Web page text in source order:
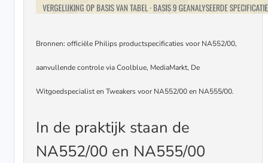
Bronnen: officiële Philips productspecificaties voor NA552/00,
aanvullende controle via Coolblue, MediaMarkt, De
Witgoedspecialist en Tweakers voor NA552/00 en NA555/00.
In de praktijk staan de
NA552/00 en NA555/00